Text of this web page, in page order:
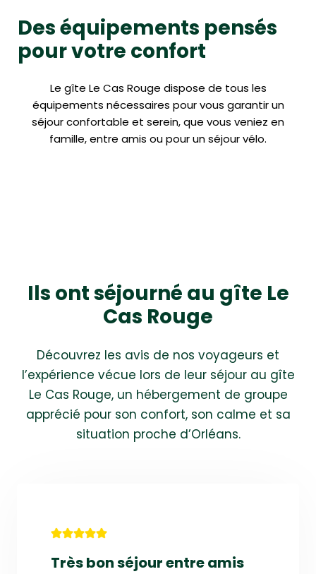
Des équipements pensés
pour votre confort
Le gîte Le Cas Rouge dispose de tous les
équipements nécessaires pour vous garantir un
séjour confortable et serein, que vous veniez en
famille, entre amis ou pour un séjour vélo.
Ils ont séjourné au gîte Le
Cas Rouge
Découvrez les avis de nos voyageurs et
l’expérience vécue lors de leur séjour au gîte
Le Cas Rouge, un hébergement de groupe
apprécié pour son confort, son calme et sa
situation proche d’Orléans.
Très bon séjour entre amis